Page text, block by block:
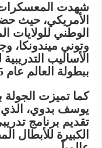
شهدت المعسكرات
الأمريكي، حيث
الوطني للولايات
وتوني ميندونكا،
الأساليب
ببطولة العالم عام 2025.
كما تميزت
يوسف بدوي،
تقديم برنامج
الكبيرة للأبطال